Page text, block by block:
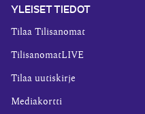
YLEISET TIEDOT
Tilaa Tilisanomat
TilisanomatLIVE
Tilaa uutiskirje
Mediakortti